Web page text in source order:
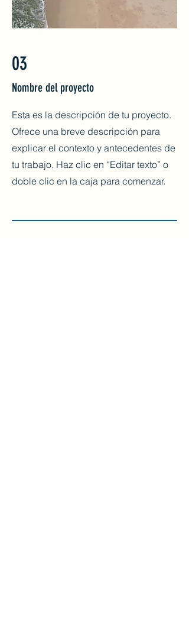
03
Nombre del proyecto
Esta es la descripción de tu proyecto.
Ofrece una breve descripción para
explicar el contexto y antecedentes de
tu trabajo. Haz clic en “Editar texto” o
doble clic en la caja para comenzar.